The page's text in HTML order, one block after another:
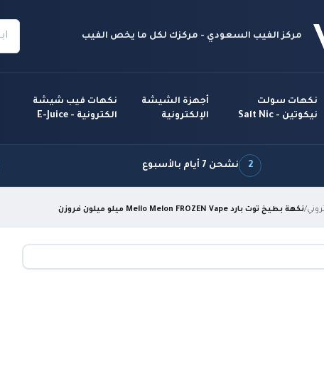
مركز الفيب السعودي - مركزك لكل ما يخص الفيب
نكهات سولت
نيكوتين - Salt Nic
أجهزة الشيشة
الإلكترونية
نكهات فيب شيشة
الكترونية - E-Juice
2 نشحن 7 أيام بالأسبوع
/نكهة بطيخ توت بارد Mello Melon FROZEN Vape ميلو ميلون فروزن